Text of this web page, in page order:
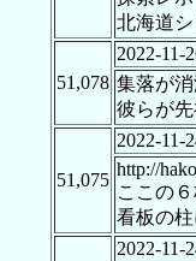
北海道
51,078
2022-11-
集落が
彼らが
51,075
2022-11-
http://
ここの
看板の
2022-11-